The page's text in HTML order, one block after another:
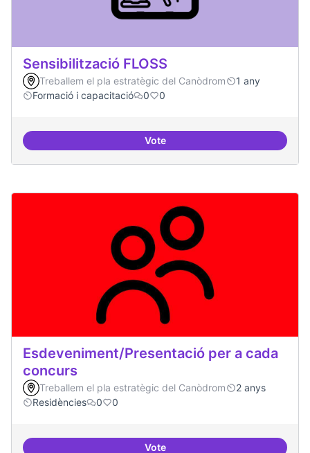
Sensibilització FLOSS
Treballem el pla estratègic del Canòdrom
1 any
Formació i capacitació
0 0
VoteSensibilització FLOSS
Esdeveniment/Presentació per a cada
concurs
Treballem el pla estratègic del Canòdrom
2 anys
Residències
0 0
Vote